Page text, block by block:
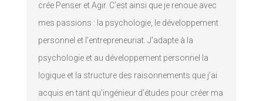
crée Penser et Agir. C’est ainsi que je renoue avec
mes passions : la psychologie, le développement
personnel et l’entrepreneuriat. J’adapte à la
psychologie et au développement personnel la
logique et la structure des raisonnements que j’ai
acquis en tant qu’ingénieur d’études pour créer ma